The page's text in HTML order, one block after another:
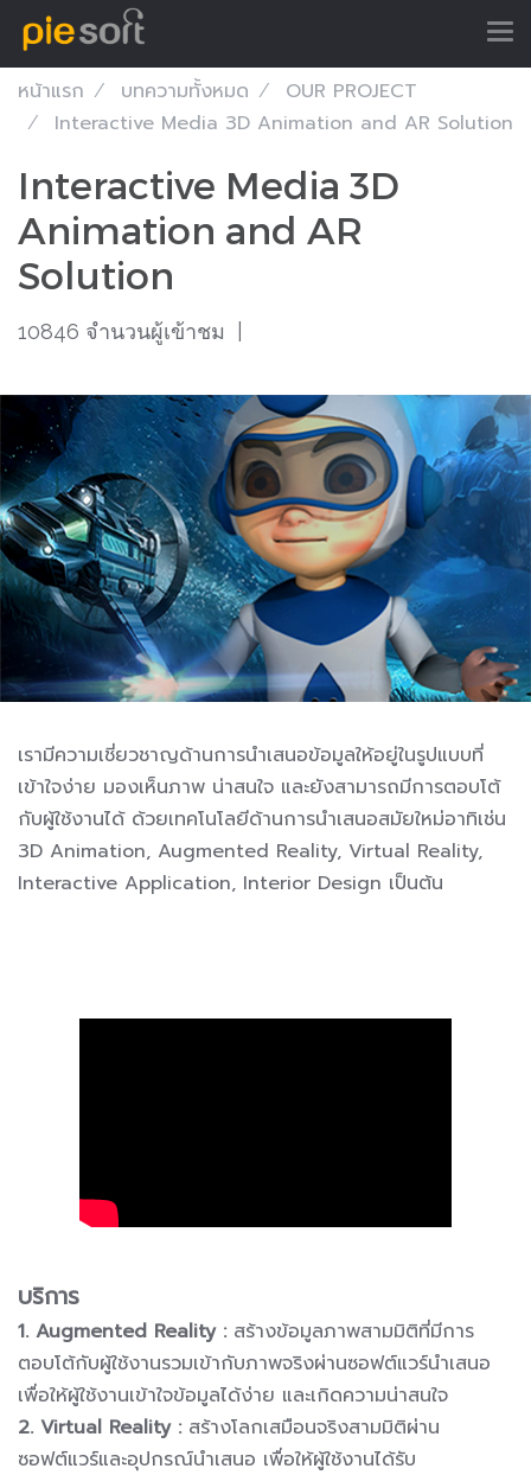
หน้าแรก บทความทั้งหมด
OUR PROJECT
Interactive Media 3D Animation and AR Solution
Interactive Media 3D
Animation and AR
Solution
10846 จำนวนผู้เข้าชม
เรามีความเชี่ยวชาญด้านการนำเสนอข้อมูลให้อยู่ในรูปแบบที่
เข้าใจง่าย มองเห็นภาพ น่าสนใจ และยังสามารถมีการตอบโต้
กับผู้ใช้งานได้ ด้วยเทคโนโลยีด้านการนำเสนอสมัยใหม่อาทิเช่น
3D Animation, Augmented Reality, Virtual Reality,
Interactive Application, Interior Design เป็นต้น
บริการ
1. Augmented Reality :สร้างข้อมูลภาพสามมิติที่มีการ
ตอบโต้กับผู้ใช้งานรวมเข้ากับภาพจริงผ่านซอฟต์แวร์นำเสนอ
เพื่อให้ผู้ใช้งานเข้าใจข้อมูลได้ง่าย และเกิดความน่าสนใจ
2. Virtual Reality :สร้างโลกเสมือนจริงสามมิติผ่าน
ซอฟต์แวร์และอุปกรณ์นำเสนอ เพื่อให้ผู้ใช้งานได้รับ